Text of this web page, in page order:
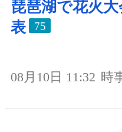
琵琶湖で花火
表
75
08月10日 11:32 時